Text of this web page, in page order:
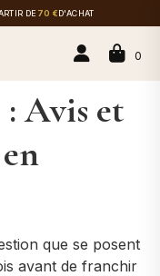
DE 70 €D'ACHAT
0
Avis et
que se posent
avant de franchir